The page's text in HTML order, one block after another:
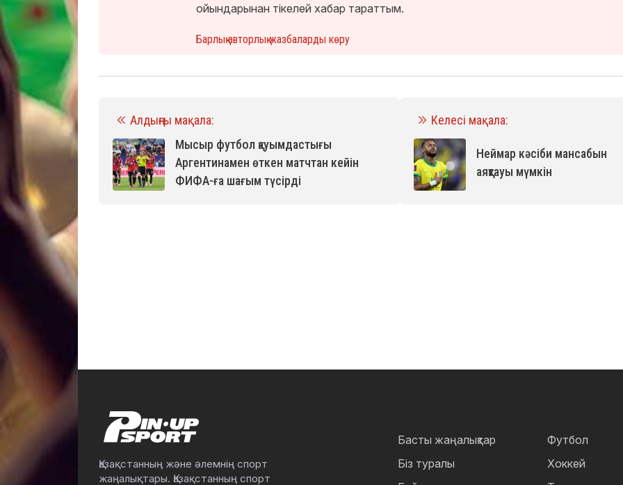
ойындарынан тікелей хабар тараттым.
Барлық авторлық жазбаларды көру
Алдыңғы мақала:
Мысыр футбол қауымдастығы
Аргентинамен өткен матчтан кейін
ФИФА-ға шағым түсірді
Келесі мақала:
Неймар кәсіби мансабын
аяқтауы мүмкін
Қазақстанның және әлемнің спорт
жаңалықтары. Қазақстанның спорт
Басты жаңалықтар
Біз туралы
Футбол
Хоккей